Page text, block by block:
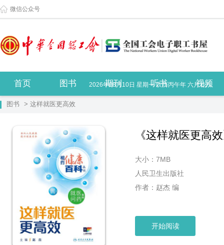
微信公众号
首页 图书 期刊 听书 视频
2026年08月10日 星期一 农历丙午年 六月廿八
图书 > 这样就医更高效
《这样就医更高
大小：7MB
人民卫生出版社
作者：赵杰 编
开始阅读